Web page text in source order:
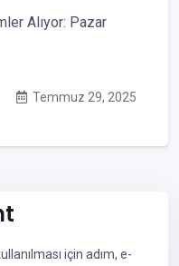
Alıyor: Pazar
Temmuz 29, 2025
için adım, e-